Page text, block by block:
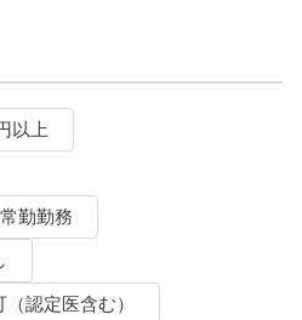
以上
勤勤務
認定医含む）